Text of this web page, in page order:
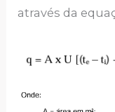
através da